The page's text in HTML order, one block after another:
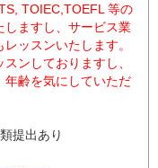
TOIEC,TOEFL 等の
しますし、サービス業
ッスンいたします。
ンしておりますし、
年齢を気にしていただ
提出あり